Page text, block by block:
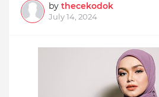
by thecekodok
July 14, 2024